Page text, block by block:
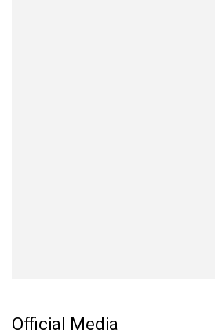
Official Media